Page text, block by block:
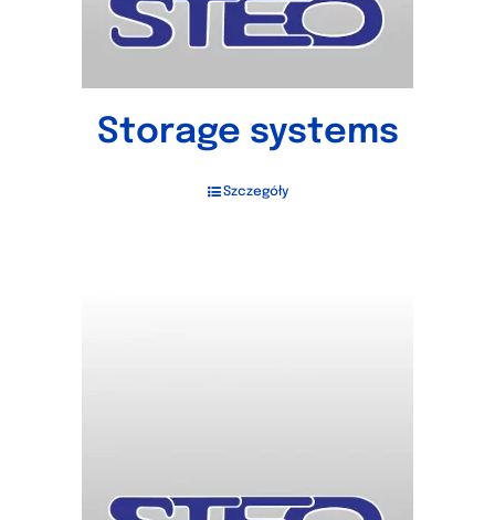
Storage systems
Szczegóły